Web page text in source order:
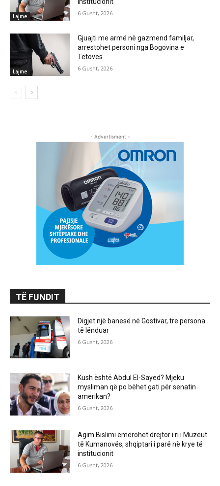
Lajme
institucionit
6 Gusht, 2026
Lajme
Gjuajti me armë në gazmend familjar,
arrestohet personi nga Bogovina e
Tetovës
6 Gusht, 2026
- Advertisment -
TË FUNDIT
Digjet një banesë në Gostivar, tre persona
të lënduar
6 Gusht, 2026
Kush është Abdul El-Sayed? Mjeku
mysliman që po bëhet gati për senatin
amerikan?
6 Gusht, 2026
Agim Bislimi emërohet drejtor i ri i Muzeut
të Kumanovës, shqiptari i parë në krye të
institucionit
6 Gusht, 2026